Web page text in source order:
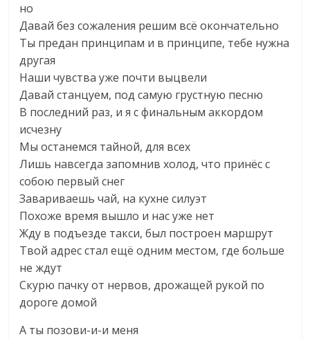
но
Давай без сожаления решим всё окончательно
Ты предан принципам и в принципе, тебе нужна
другая
Наши чувства уже почти выцвели
Давай станцуем, под самую грустную песню
В последний раз, и я с финальным аккордом
исчезну
Мы останемся тайной, для всех
Лишь навсегда запомнив холод, что принёс с
собою первый снег
Завариваешь чай, на кухне силуэт
Похоже время вышло и нас уже нет
Жду в подъезде такси, был построен маршрут
Твой адрес стал ещё одним местом, где больше
не ждут
Скурю пачку от нервов, дрожащей рукой по
дороге домой
А ты позови-и-и меня